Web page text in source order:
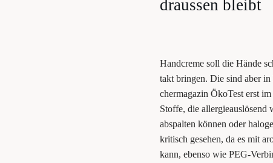
draus­sen bleibt
Hand­creme soll die Hän­de
takt brin­gen. Die sind aber
cher­ma­ga­zin Öko­Test erst
Stof­fe, die
abspal­ten kön­nen oder
kri­tisch gese­hen, da es mit
kann, eben­so wie PEG-